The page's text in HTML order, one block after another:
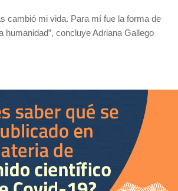
cambió mi vida. Para mí fue la forma de
humanidad”, concluye Adriana Gallego